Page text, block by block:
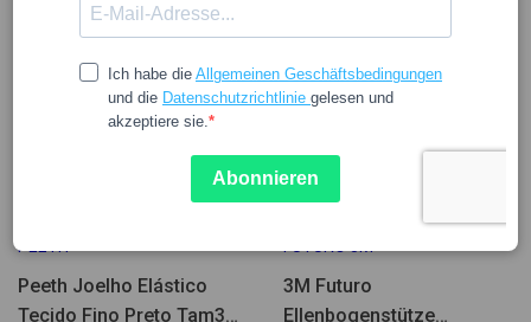
Wenige Einheiten
PEETH
Peeth Joelho Elástico
Tecido Fino Preto Tam3
3M Futuro
Ellenbogenstütze